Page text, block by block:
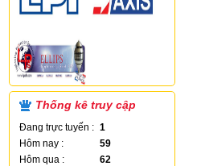
Thống kê truy cập
Đang trực tuyến : 1
Hôm nay :
59
Hôm qua :
62